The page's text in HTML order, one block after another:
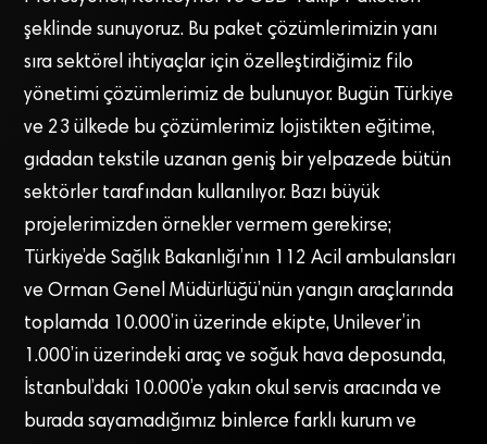
şeklinde sunuyoruz. Bu paket çözümlerimizin yanı
sıra sektörel ihtiyaçlar için özelleştirdiğimiz filo
yönetimi çözümlerimiz de bulunuyor. Bugün Türkiye
ve 23 ülkede bu çözümlerimiz lojistikten eğitime,
gıdadan tekstile uzanan geniş bir yelpazede bütün
sektörler tarafından kullanılıyor. Bazı büyük
projelerimizden örnekler vermem gerekirse;
Türkiye’de Sağlık Bakanlığı’nın 112 Acil ambulansları
ve Orman Genel Müdürlüğü’nün yangın araçlarında
toplamda 10.000’in üzerinde ekipte, Unilever’in
1.000’in üzerindeki araç ve soğuk hava deposunda,
İstanbul’daki 10.000’e yakın okul servis aracında ve
burada sayamadığımız binlerce farklı kurum ve